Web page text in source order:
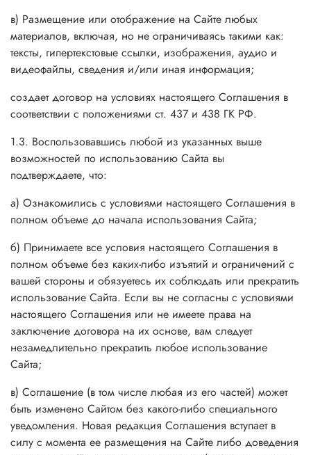
в) Размещение или отображение на Сайте любых
материалов, включая, но не ограничиваясь такими как:
тексты, гипертекстовые ссылки, изображения, аудио и
видеофайлы, сведения и/или иная информация;
создает договор на условиях настоящего Соглашения в
соответствии с положениями ст. 437 и 438 ГК РФ.
1.3. Воспользовавшись любой из указанных выше
возможностей по использованию Сайта вы
подтверждаете, что:
а) Ознакомились с условиями настоящего Соглашения в
полном объеме до начала использования Сайта;
б) Принимаете все условия настоящего Соглашения в
полном объеме без каких-либо изъятий и ограничений с
вашей стороны и обязуетесь их соблюдать или прекратить
использование Сайта. Если вы не согласны с условиями
настоящего Соглашения или не имеете права на
заключение договора на их основе, вам следует
незамедлительно прекратить любое использование
Сайта;
в) Соглашение (в том числе любая из его частей) может
быть изменено Сайтом без какого-либо специального
уведомления. Новая редакция Соглашения вступает в
силу с момента ее размещения на Сайте либо доведения